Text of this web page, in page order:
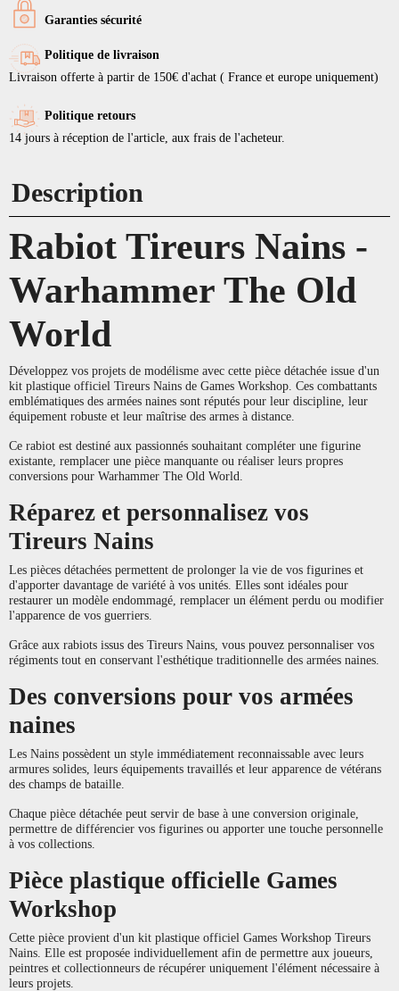
Garanties sécurité
Politique de livraison
Livraison offerte à partir de 150€ d'achat ( France et europe uniquement)
Politique retours
14 jours à réception de l'article, aux frais de l'acheteur.
Description
Rabiot Tireurs Nains -
Warhammer The Old
World
Développez vos projets de modélisme avec cette pièce détachée issue d'un
kit plastique officiel Tireurs Nains de Games Workshop. Ces combattants
emblématiques des armées naines sont réputés pour leur discipline, leur
équipement robuste et leur maîtrise des armes à distance.
Ce rabiot est destiné aux passionnés souhaitant compléter une figurine
existante, remplacer une pièce manquante ou réaliser leurs propres
conversions pour Warhammer The Old World.
Réparez et personnalisez vos
Tireurs Nains
Les pièces détachées permettent de prolonger la vie de vos figurines et
d'apporter davantage de variété à vos unités. Elles sont idéales pour
restaurer un modèle endommagé, remplacer un élément perdu ou modifier
l'apparence de vos guerriers.
Grâce aux rabiots issus des Tireurs Nains, vous pouvez personnaliser vos
régiments tout en conservant l'esthétique traditionnelle des armées naines.
Des conversions pour vos armées
naines
Les Nains possèdent un style immédiatement reconnaissable avec leurs
armures solides, leurs équipements travaillés et leur apparence de vétérans
des champs de bataille.
Chaque pièce détachée peut servir de base à une conversion originale,
permettre de différencier vos figurines ou apporter une touche personnelle
à vos collections.
Pièce plastique officielle Games
Workshop
Cette pièce provient d'un kit plastique officiel Games Workshop Tireurs
Nains. Elle est proposée individuellement afin de permettre aux joueurs,
peintres et collectionneurs de récupérer uniquement l'élément nécessaire à
leurs projets.